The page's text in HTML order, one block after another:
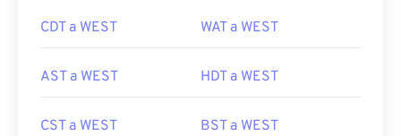
CDT a WEST WAT a WEST
AST a WEST HDT a WEST
CST a WEST BST a WEST